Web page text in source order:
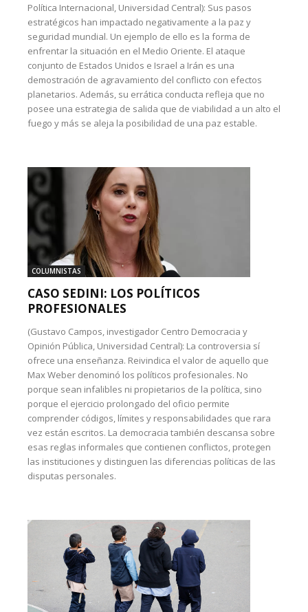
Política Internacional, Universidad Central): Sus pasos
estratégicos han impactado negativamente a la paz y
seguridad mundial. Un ejemplo de ello es la forma de
enfrentar la situación en el Medio Oriente. El ataque
conjunto de Estados Unidos e Israel a Irán es una
demostración de agravamiento del conflicto con efectos
planetarios. Además, su errática conducta refleja que no
posee una estrategia de salida que de viabilidad a un alto el
fuego y más se aleja la posibilidad de una paz estable.
COLUMNISTAS
CASO SEDINI: LOS POLÍTICOS
PROFESIONALES
(Gustavo Campos, investigador Centro Democracia y
Opinión Pública, Universidad Central): La controversia sí
ofrece una enseñanza. Reivindica el valor de aquello que
Max Weber denominó los políticos profesionales. No
porque sean infalibles ni propietarios de la política, sino
porque el ejercicio prolongado del oficio permite
comprender códigos, límites y responsabilidades que rara
vez están escritos. La democracia también descansa sobre
esas reglas informales que contienen conflictos, protegen
las instituciones y distinguen las diferencias políticas de las
disputas personales.